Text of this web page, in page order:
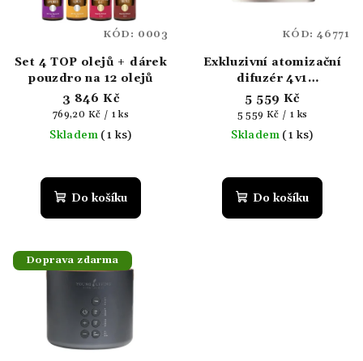
oSet 4 TOP olejů + dárek
pouzdro na 12 olejů
3 846 Kč
Měrná
cena:
769,20 Kč / 1 ks
Skladem (1 ks)
Do košíku
KÓD: 0003
Exkluzivní atomizační
difuzér 4v1
AromaConnect Wake-
Up
5 559 Kč
Měrná
cena:
5 559 Kč / 1 ks
Skladem (1 ks)
Do košíku
KÓD: 46771
Doprava zdarma